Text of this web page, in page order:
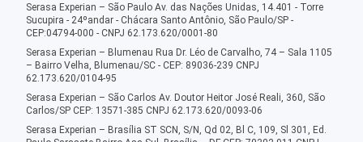
Serasa Experian – São Paulo Av. das Nações Unidas, 14.401 - Torre
Sucupira - 24ºandar - Chácara Santo Antônio, São Paulo/SP -
CEP:04794-000 - CNPJ 62.173.620/0001-80
Serasa Experian – Blumenau Rua Dr. Léo de Carvalho, 74 – Sala 1105
– Bairro Velha, Blumenau/SC - CEP: 89036-239 CNPJ
62.173.620/0104-95
Serasa Experian – São Carlos Av. Doutor Heitor José Reali, 360, São
Carlos/SP CEP: 13571-385 CNPJ 62.173.620/0093-06
Serasa Experian – Brasília ST SCN, S/N, Qd 02, Bl C, 109, Sl 301, Ed.